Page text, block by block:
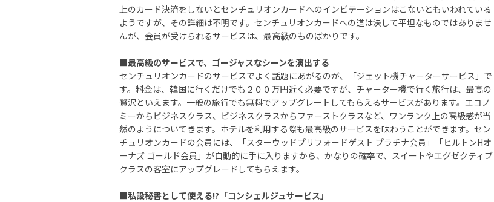
上のカード決済をしないとセンチュリオンカードへのインビテーションはこないともいわれている
ようですが、その詳細は不明です。センチュリオンカードへの道は決して平坦なものではありませ
んが、会員が受けられるサービスは、最高級のものばかりです。
■最高級のサービスで、ゴージャスなシーンを演出する
センチュリオンカードのサービスでよく話題にあがるのが、「ジェット機チャーターサービス」で
す。料金は、韓国に行くだけでも２００万円近く必要ですが、チャーター機で行く旅行は、最高の
贅沢といえます。一般の旅行でも無料でアップグレートしてもらえるサービスがあります。エコノ
ミーからビジネスクラス、ビジネスクラスからファーストクラスなど、ワンランク上の高級感が当
然のようについてきます。ホテルを利用する際も最高級のサービスを味わうことができます。セン
チュリオンカードの会員には、「スターウッドプリフォードゲスト プラチナ会員」「ヒルトンHオ
ーナズ ゴールド会員」が自動的に手に入りますから、かなりの確率で、スイートやエグゼクティブ
クラスの客室にアップグレードしてもらえます。
■私設秘書として使える!?「コンシェルジュサービス」